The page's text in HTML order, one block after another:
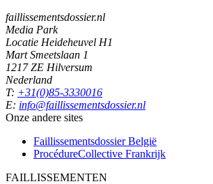
faillissementsdossier.nl
Media Park
Locatie Heideheuvel H1
Mart Smeetslaan 1
1217 ZE Hilversum
Nederland
T: +31(0)85-3330016
E: info@faillissementsdossier.nl
Onze andere sites
Faillissementsdossier België
ProcédureCollective Frankrijk
FAILLISSEMENTEN